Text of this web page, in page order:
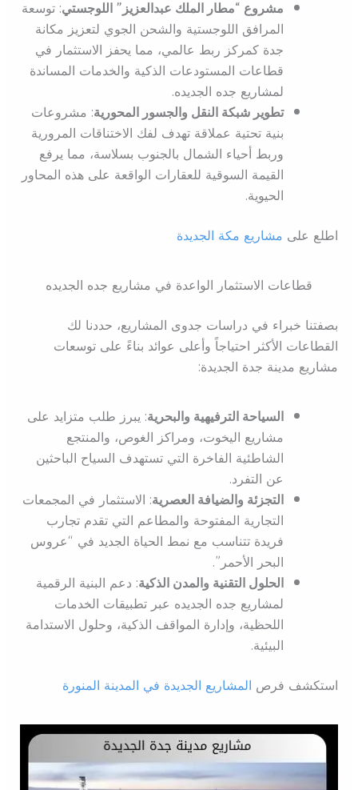
مشروع “مطار الملك عبدالعزيز” اللوجستي: توسعة
المرافق اللوجستية والشحن الجوي لتعزيز مكانة
جدة كمركز ربط عالمي، مما يحفز الاستثمار في
قطاعات المستودعات الذكية والخدمات المساندة
لمشاريع جده الجديده.
تطوير شبكة النقل والجسور المحورية: مشروعات
بنية تحتية عملاقة تهدف لفك الاختناقات المرورية
وربط أحياء الشمال بالجنوب بسلاسة، مما يرفع
القيمة السوقية للعقارات الواقعة على هذه المحاور
الحيوية.
اطلع على مشاريع مكة الجديدة
قطاعات الاستثمار الواعدة في مشاريع جده الجديده
بصفتنا خبراء في دراسات جدوى المشاريع، حددنا لك
القطاعات الأكثر احتياجاً وأعلى عوائد بناءً على توسعات
مشاريع مدينة جدة الجديدة:
السياحة الترفيهية والبحرية: يبرز طلب متزايد على
مشاريع اليخوت، ومراكز الغوص، والمنتجع
الشاطئية الفاخرة التي تستهدف السياح الباحثين
عن التفرد.
التجزئة والضيافة العصرية: الاستثمار في المجمعات
التجارية المفتوحة والمطاعم التي تقدم تجارب
فريدة تتناسب مع نمط الحياة الجديد في “عروس
البحر الأحمر”.
الحلول التقنية والمدن الذكية: دعم البنية الرقمية
لمشاريع جده الجديده عبر تطبيقات الخدمات
اللحظية، وإدارة المواقف الذكية، وحلول الاستدامة
البيئية.
استكشف فرص المشاريع الجديدة في المدينة المنورة